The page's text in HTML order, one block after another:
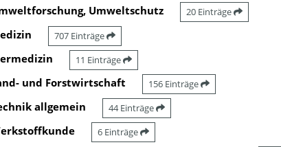
Umweltschutz 20 Einträge
707 Einträge
11 Einträge
und Forstwirtschaft 156 Einträge
allgemein 44 Einträge
6 Einträge